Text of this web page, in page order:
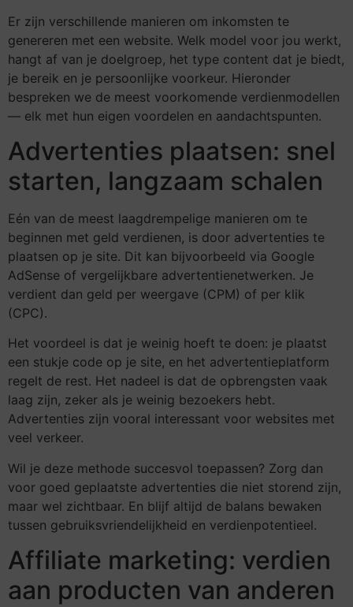
Er zijn verschillende manieren om inkomsten te
genereren met een website. Welk model voor jou werkt,
hangt af van je doelgroep, het type content dat je biedt,
je bereik en je persoonlijke voorkeur. Hieronder
bespreken we de meest voorkomende verdienmodellen
— elk met hun eigen voordelen en aandachtspunten.
Advertenties plaatsen: snel
starten, langzaam schalen
Eén van de meest laagdrempelige manieren om te
beginnen met geld verdienen, is door advertenties te
plaatsen op je site. Dit kan bijvoorbeeld via Google
AdSense of vergelijkbare advertentienetwerken. Je
verdient dan geld per weergave (CPM) of per klik
(CPC).
Het voordeel is dat je weinig hoeft te doen: je plaatst
een stukje code op je site, en het advertentieplatform
regelt de rest. Het nadeel is dat de opbrengsten vaak
laag zijn, zeker als je weinig bezoekers hebt.
Advertenties zijn vooral interessant voor websites met
veel verkeer.
Wil je deze methode succesvol toepassen? Zorg dan
voor goed geplaatste advertenties die niet storend zijn,
maar wel zichtbaar. En blijf altijd de balans bewaken
tussen gebruiksvriendelijkheid en verdienpotentieel.
Affiliate marketing: verdien
aan producten van anderen